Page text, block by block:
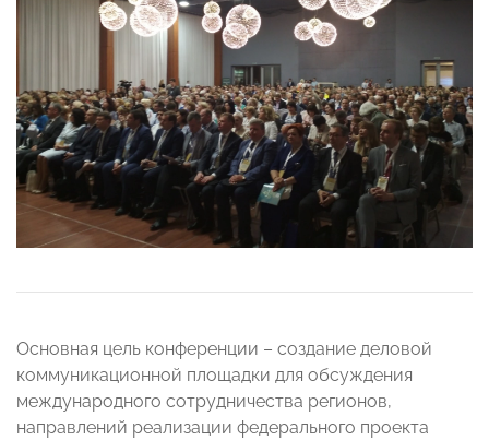
Основная цель конференции – создание деловой
коммуникационной площадки для обсуждения
международного сотрудничества регионов,
направлений реализации федерального проекта